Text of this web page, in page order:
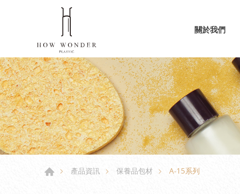
關於我們
產品資訊 保養品包材 A-15系列